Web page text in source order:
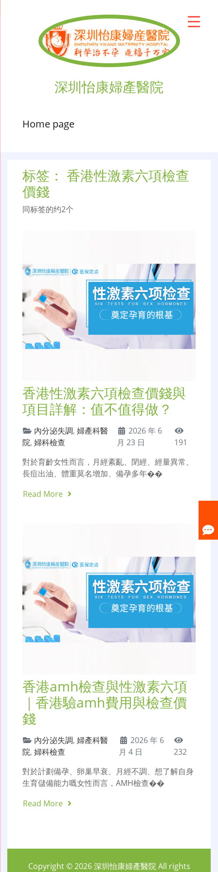
深圳怡康婦產醫院
Home page
标签： 香港性激素六項檢查
價錢
同标签的约2个
香港性激素六項檢查價錢與
項目詳解：值不值得做？
內分泌失調, 婦產科醫
院, 婦科檢查
2026 年 6
月 23 日
191
對於育齡女性而言，月經紊亂、閉經、經量異常、
長痘出油、體重莫名增加、備孕多年��
Read More
香港amh檢查與性激素六項
｜香港驗amh費用與檢查價
錢
內分泌失調, 婦產科醫
院, 婦科檢查
2026 年 6
月 4 日
232
對於計劃備孕、卵巢早衰、月經不調、想了解自身
生育儲備能力嘅女性而言，AMH檢查��
Read More
Copyright © 2026深圳怡康婦產醫院All rights